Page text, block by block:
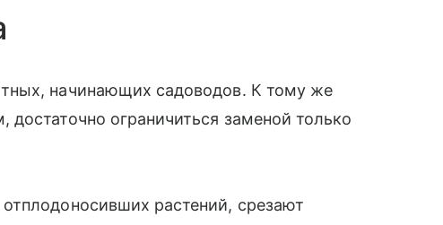
начинающих садоводов. К тому же
достаточно ограничиться заменой только
растений, срезают